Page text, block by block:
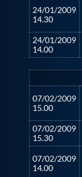
24/01/2009
14.30
24/01/2009
14.00
07/02/2009
15.00
07/02/2009
15.30
07/02/2009
14.00